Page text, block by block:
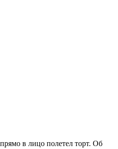
в лицо полетел торт. Об